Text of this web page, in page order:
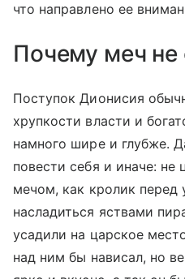
что направлено ее
Почему меч не
Поступок Дионисия
хрупкости власти и
намного шире и глубже.
повести себя и иначе: не
мечом, как кролик перед
насладиться яствами
усадили на царское
над ним бы нависал, но